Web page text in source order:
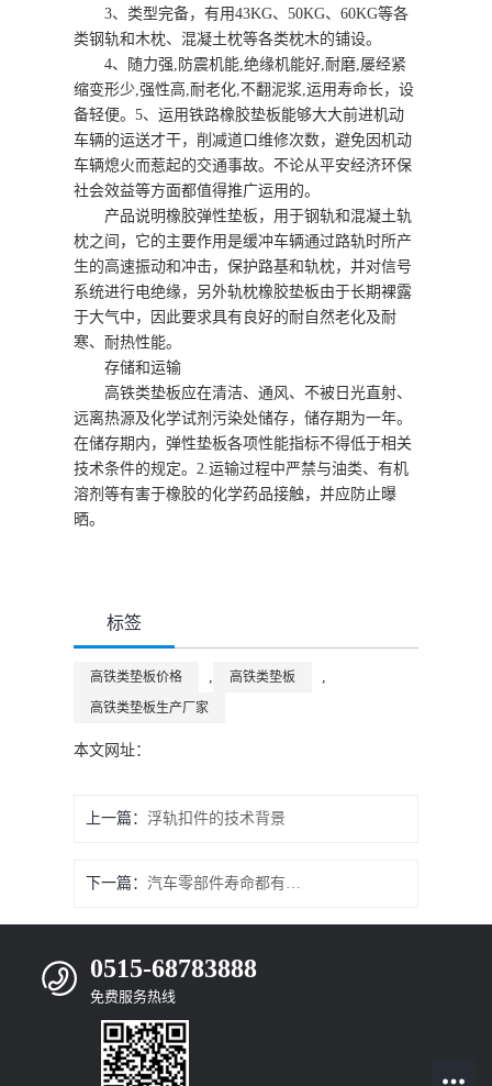
3、类型完备，有用43KG、50KG、60KG等各
类钢轨和木枕、混凝土枕等各类枕木的铺设。
4、随力强,防震机能,绝缘机能好,耐磨,屡经紧
缩变形少,强性高,耐老化,不翻泥浆,运用寿命长，设
备轻便。5、运用铁路橡胶垫板能够大大前进机动
车辆的运送才干，削减道口维修次数，避免因机动
车辆熄火而惹起的交通事故。不论从平安经济环保
社会效益等方面都值得推广运用的。
产品说明橡胶弹性垫板，用于钢轨和混凝土轨
枕之间，它的主要作用是缓冲车辆通过路轨时所产
生的高速振动和冲击，保护路基和轨枕，并对信号
系统进行电绝缘，另外轨枕橡胶垫板由于长期裸露
于大气中，因此要求具有良好的耐自然老化及耐
寒、耐热性能。
存储和运输
高铁类垫板应在清洁、通风、不被日光直射、
远离热源及化学试剂污染处储存，储存期为一年。
在储存期内，弹性垫板各项性能指标不得低于相关
技术条件的规定。2.运输过程中严禁与油类、有机
溶剂等有害于橡胶的化学药品接触，并应防止曝
晒。
标签
高铁类垫板价格 , 高铁类垫板 ,
高铁类垫板生产厂家
本文网址：
上一篇：浮轨扣件的技术背景
下一篇： 汽车零部件寿命都有耐久度限制吗？
0515-68783888
免费服务热线